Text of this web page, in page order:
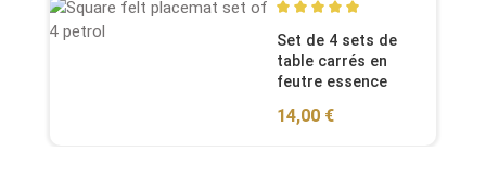
Average rating of 5 out of 5
Set de 4 sets de
table carrés en
feutre essence
Regular price:
14,00 €